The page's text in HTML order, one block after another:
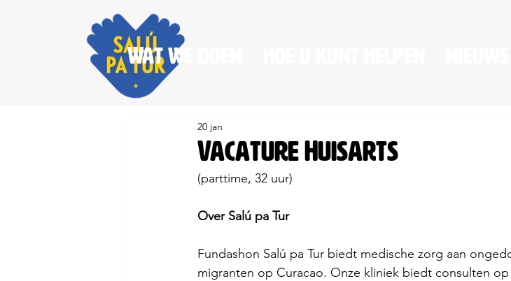
Wat we doen
Vacature Huisarts
20 jan
(parttime, 32 uur)
Over Salú pa Tur
Fundashon Salú pa Tur biedt medische zorg aan
migranten op Curacao. Onze kliniek biedt consulten